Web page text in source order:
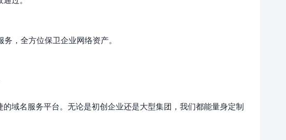
务，全方位保卫企业网络资产。
域名服务平台。无论是初创企业还是大型集团，我们都能量身定制